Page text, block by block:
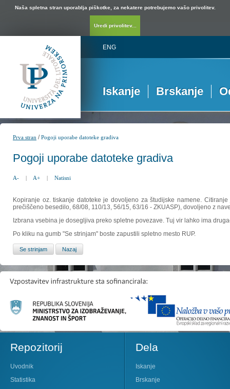
Naša spletna stran uporablja piškotke, za nekatere potrebujemo vašo privolitev.
Uredi privolitev...
ENG
Iskanje Brskanje
Prva stran /Pogoji uporabe datoteke gradiva
Pogoji uporabe datoteke gradiva
A- | A+ | Natisni
Kopiranje oz. tiskanje datoteke je dovoljeno za študijske namene.
prečiščeno besedilo, 68/08, 110/13, 56/15, 63/16 - ZKUASP), dovoljeno z
Izbrana vsebina je dosegljiva preko spletne povezave. Tuj vir lahko ima
Po kliku na gumb "Se strinjam" boste zapustili spletno mesto RUP.
Repozitorij
Uvodnik
Statistika
Dela
Iskanje
Brskanje